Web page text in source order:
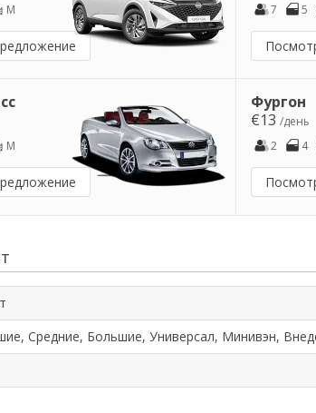
M
7
5
M
Фургон
€13 /день
2
4
Средние, Большие, Универсал, Минивэн,